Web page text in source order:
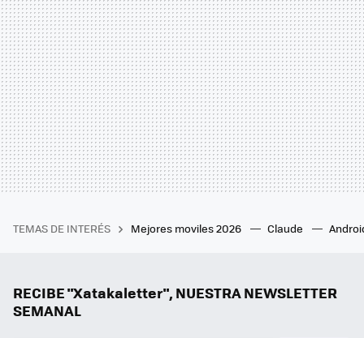
TEMAS DE INTERÉS Mejores moviles 2026 Claude
RECIBE "Xatakaletter", NUESTRA NEWSLETTER
SEMANAL